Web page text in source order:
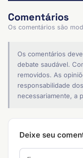
Comentários
Os comentários são
Os comentários
debate saudável.
removidos. As
responsabilidade
necessariamente, a
Deixe seu